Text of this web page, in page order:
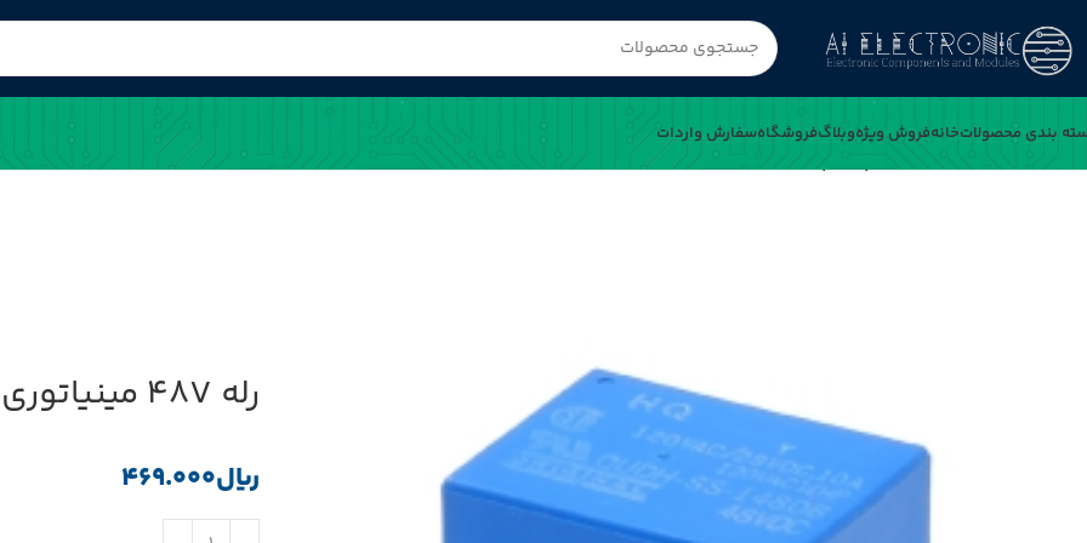
بندی محصولاتخانهفروش ویژهوبلاگفروشگاهسفارش واردات
رله 48V مینیاتوری 4 پایه ژاپنی کد OUDH-SS-148DB
﷼